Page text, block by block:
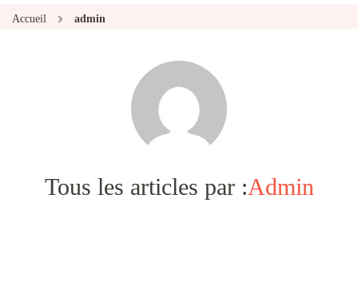
Accueil admin
Tous les articles par :Admin